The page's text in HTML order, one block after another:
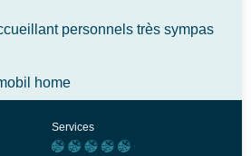
personnels très sympas
home
Services